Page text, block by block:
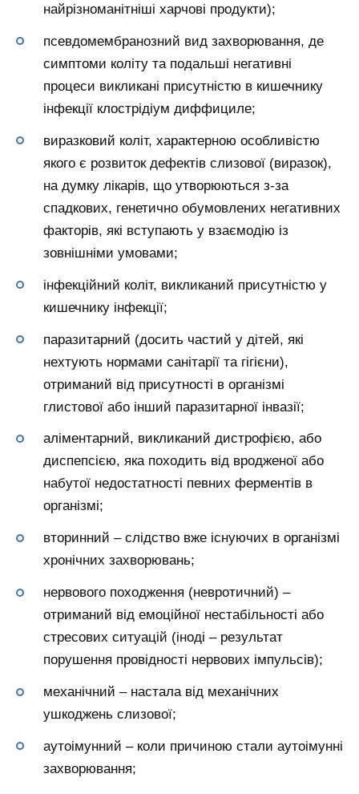
найрізноманітніші харчові продукти);
псевдомембранозний вид захворювання, де
симптоми коліту та подальші негативні
процеси викликані присутністю в кишечнику
інфекції клострідіум диффициле;
виразковий коліт, характерною особливістю
якого є розвиток дефектів слизової (виразок),
на думку лікарів, що утворюються з-за
спадкових, генетично обумовлених негативних
факторів, які вступають у взаємодію із
зовнішніми умовами;
інфекційний коліт, викликаний присутністю у
кишечнику інфекції;
паразитарний (досить частий у дітей, які
нехтують нормами санітарії та гігієни),
отриманий від присутності в організмі
глистової або інший паразитарної інвазії;
аліментарний, викликаний дистрофією, або
диспепсією, яка походить від вродженої або
набутої недостатності певних ферментів в
організмі;
вторинний – слідство вже існуючих в організмі
хронічних захворювань;
нервового походження (невротичний) –
отриманий від емоційної нестабільності або
стресових ситуацій (іноді – результат
порушення провідності нервових імпульсів);
механічний – настала від механічних
ушкоджень слизової;
аутоімунний – коли причиною стали аутоімунні
захворювання;